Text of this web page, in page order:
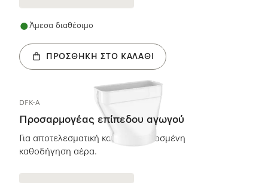
Άμεσα διαθέσιμο
ΠΡΟΣΘΉΚΗ ΣΤΟ ΚΑΛΆΘΙ
DFK-A
Προσαρμογέας επίπεδου αγωγού
Για αποτελεσματική και προσαρμοσμένη
καθοδήγηση αέρα.